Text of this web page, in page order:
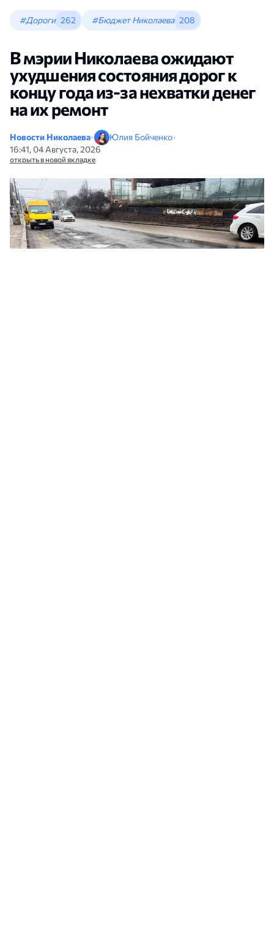
#Дороги 262 #Бюджет Николаева 208
В мэрии Николаева ожидают
ухудшения состояния дорог к
концу года из-за нехватки денег
на их ремонт
Новости Николаева• Юлия Бойченко•
16:41, 04 Августа, 2026
открыть в новой вкладке